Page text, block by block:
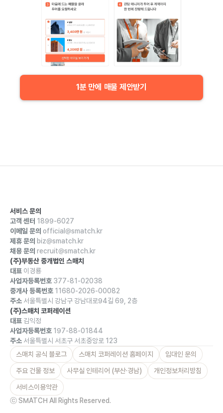
1분 만에 매물 제안받기
서비스 문의
고객 센터 1899-6027
이메일 문의 official@smatch.kr
제휴 문의 biz@smatch.kr
채용 문의 recruit@smatch.kr
(주)부동산 중개법인 스매치
대표 이경룡
사업자등록번호 377-81-02038
중개사 등록번호 11680-2026-00082
주소 서울특별시 강남구 강남대로94길 69, 2층
(주)스매치 코퍼레이션
대표 김익정
사업자등록번호 197-88-01844
주소 서울특별시 서초구 서초중앙로 123
스매치 공식 블로그
스매치 코퍼레이션 홈페이지 임대인 문의
주요 건물 정보 사무실 인테리어 (부산·경남) 개인정보처리방침
서비스이용약관
ⓒ SMATCH All Rights Reserved.